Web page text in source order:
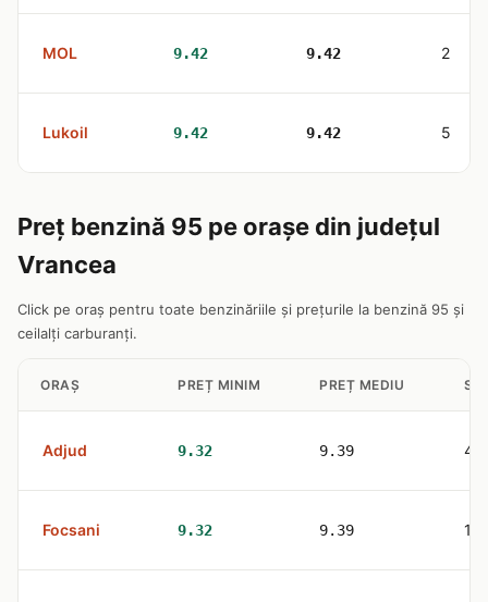
MOL 9.42 9.42 2
Lukoil 9.42 9.42 5
Preț benzină 95 pe orașe din județul
Vrancea
Click pe oraș pentru toate benzinăriile și prețurile la benzină 95 și
ceilalți carburanți.
ORAȘ PREȚ MINIM PREȚ MEDIU
Adjud 9.32 9.39 4
Focsani 9.32 9.39 10